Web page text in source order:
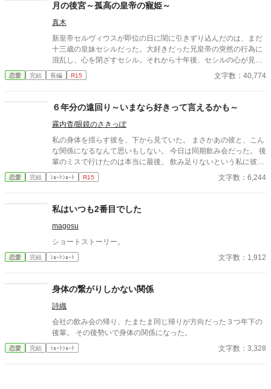
月の後宮～孤高の皇帝の寵姫～
真木
新皇帝セルヴィウスが即位の日に閨に引きずり込んだのは、まだ
十三歳の皇妹セシルだった。大好きだった兄皇帝の突然の行為に
混乱し、心を閉ざすセシル。それから十年後、セシルの心が見え
ないまま、セルヴィウスはある決断をすることになるのだ
が……。
恋愛 完結 長編 R15 文字数：40,774
６年分の遠回り～いまなら好きって言えるかも～
霧内杳/眼鏡のさきっぽ
私の身体を揺らす彼を、下から見ていた。 まさかあの彼と、こん
な関係になるなんて思いもしない。 今日は同期飲み会だった。 後
輩のミスで行けたのは本当に最後。 飲み足りないという私に彼は
付き合ってくれた。 彼とは入社当時、部署は違ったが同じ仕事に
携わっていた。 きっとあの頃のわたしは、彼が好きだったんだと
のせいで、その一線は越えられなかった。 でも、あれから変わっ
pixivID:11163077
恋愛 完結 ｼｮｰﾄｼｮｰﾄ R15 文字数：6,244
私はいつも2番目でした
magosu
ショートストーリー。
恋愛 完結 ｼｮｰﾄｼｮｰﾄ 文字数：1,912
身体の繋がりしかない関係
詩織
会社の飲み会の帰り、たまたま同じ帰りが方向だった３つ年下の
後輩。 その後勢いで身体の関係になった。
恋愛 完結 ｼｮｰﾄｼｮｰﾄ 文字数：3,328